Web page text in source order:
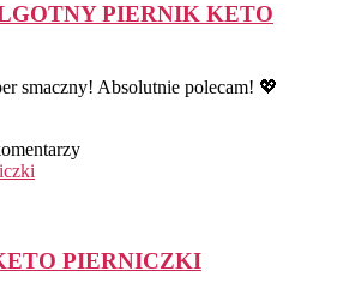
PIERNIK KETO
smaczny! Absolutnie polecam! 💖
PIERNICZKI